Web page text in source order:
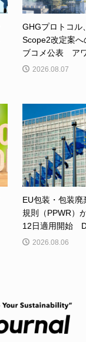
GHGプロトコル、
Scope2改定案へ
ブコメ公表 ア
2026.08.07
EU包装・包装廃
規則（PPWR）
12日適用開始
2026.08.06